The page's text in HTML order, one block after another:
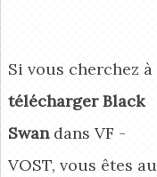
Si vous cherchez à
télécharger Black
Swandans VF -
VOST, vous êtes au